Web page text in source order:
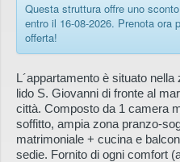
Questa struttura offre uno
entro il 16-08-2026. Prenota ora
offerta!
L´appartamento è situato
lido S. Giovanni di fronte al
città. Composto da 1 camera
soffitto, ampia zona pranzo-
matrimoniale + cucina e
sedie. Fornito di ogni comfort